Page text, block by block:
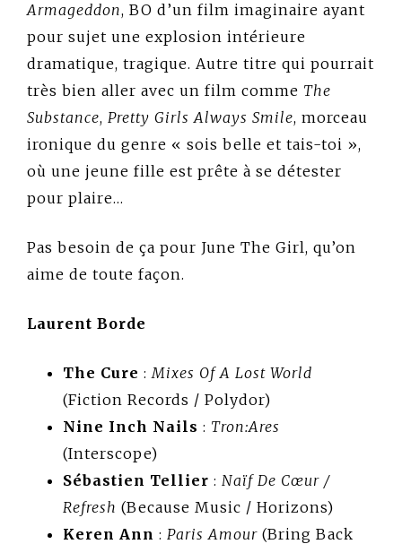
Armageddon, BO d’un film imaginaire ayant
pour sujet une explosion intérieure
dramatique, tragique. Autre titre qui pourrait
très bien aller avec un film comme The
Substance, Pretty Girls Always Smile, morceau
ironique du genre « sois belle et tais-toi »,
où une jeune fille est prête à se détester
pour plaire…
Pas besoin de ça pour June The Girl, qu’on
aime de toute façon.
Laurent Borde
The Cure :Mixes Of A Lost World
(Fiction Records / Polydor)
Nine Inch Nails : Tron:Ares
(Interscope)
Sébastien Tellier : Naïf De Cœur /
Refresh (Because Music / Horizons)
Keren Ann : Paris Amour (Bring Back